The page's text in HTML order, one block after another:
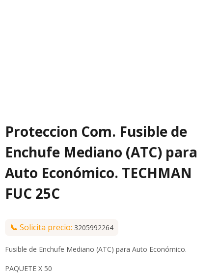
Proteccion Com. Fusible de
Enchufe Mediano (ATC) para
Auto Económico. TECHMAN
FUC 25C
📞 Solicita precio: 3205992264
Fusible de Enchufe Mediano (ATC) para Auto Económico.
PAQUETE X 50